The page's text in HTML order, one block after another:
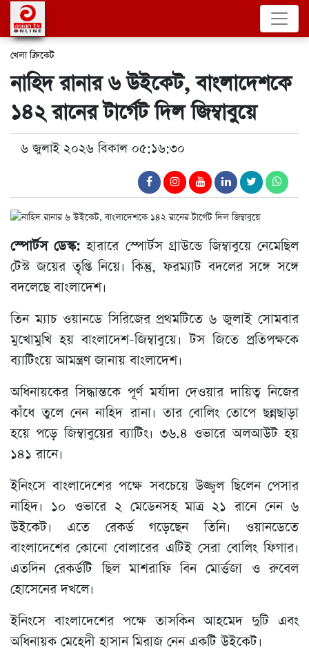
খেলা ক্রিকেট
নাহিদ রানার ৬ উইকেট, বাংলাদেশকে
১৪২ রানের টার্গেট দিল জিম্বাবুয়ে
৬ জুলাই ২০২৬ বিকাল ০৫:১৬:৩০
স্পোর্টস ডেস্ক:হারারে স্পোর্টস গ্রাউন্ডে জিম্বাবুয়ে নেমেছিল
টেস্ট জয়ের তৃপ্তি নিয়ে। কিন্তু, ফরম্যাট বদলের সঙ্গে সঙ্গে
বদলেছে বাংলাদেশ।
তিন ম্যাচ ওয়ানডে সিরিজের প্রথমটিতে ৬ জুলাই সোমবার
মুখোমুখি হয় বাংলাদেশ-জিম্বাবুয়ে। টস জিতে প্রতিপক্ষকে
ব্যাটিংয়ে আমন্ত্রণ জানায় বাংলাদেশ।
অধিনায়কের সিদ্ধান্তকে পূর্ণ মর্যাদা দেওয়ার দায়িত্ব নিজের
কাঁধে তুলে নেন নাহিদ রানা। তার বোলিং তোপে ছন্নছাড়া
হয়ে পড়ে জিম্বাবুয়ের ব্যাটিং। ৩৬.৪ ওভারে অলআউট হয়
১৪১ রানে।
ইনিংসে বাংলাদেশের পক্ষে সবচেয়ে উজ্জ্বল ছিলেন পেসার
নাহিদ। ১০ ওভারে ২ মেডেনসহ মাত্র ২১ রানে নেন ৬
উইকেট। এতে রেকর্ড গড়েছেন তিনি। ওয়ানডেতে
বাংলাদেশের কোনো বোলারের এটিই সেরা বোলিং ফিগার।
এতদিন রেকর্ডটি ছিল মাশরাফি বিন মোর্ত্তজা ও রুবেল
হোসেনের দখলে।
ইনিংসে বাংলাদেশের পক্ষে তাসকিন আহমেদ দুটি এবং
অধিনায়ক মেহেদী হাসান মিরাজ নেন একটি উইকেট।